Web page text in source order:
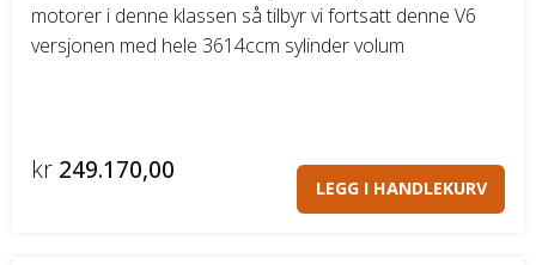
motorer i denne klassen så tilbyr vi fortsatt denne V6
versjonen med hele 3614ccm sylinder volum
kr 249.170,00
LEGG I HANDLEKURV